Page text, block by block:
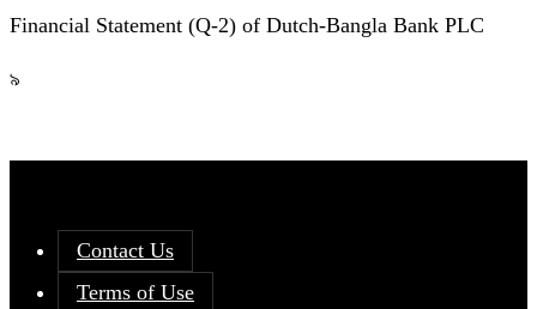
Financial Statement (Q-2) of Dutch-Bangla Bank PLC
৯
Contact Us
Terms of Use